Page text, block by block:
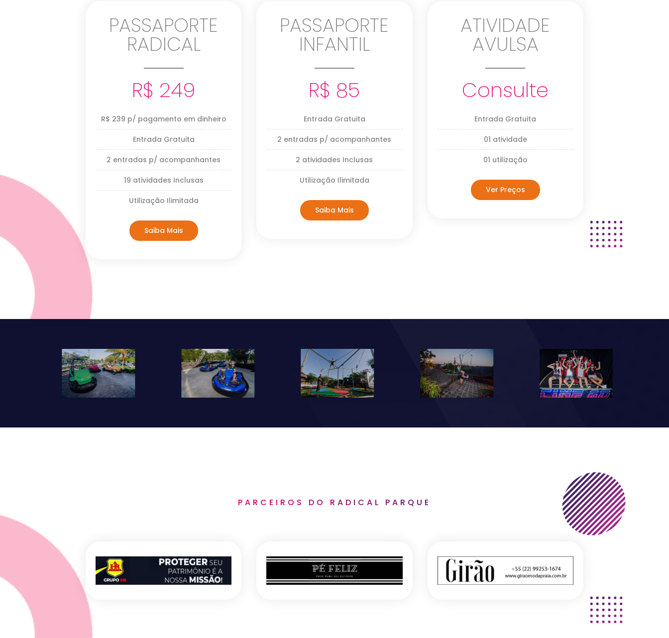
PASSAPORTE
RADICAL
R$ 249
R$ 239 p/ pagamento em dinheiro
Entrada Gratuita
2 entradas p/ acompanhantes
19 atividades Inclusas
Utilização Ilimitada
Saiba Mais
PASSAPORTE
INFANTIL
R$ 85
Entrada Gratuita
2 entradas p/ acompanhantes
2 atividades Inclusas
Utilização Ilimitada
Saiba Mais
ATIVIDADE
AVULSA
Consulte
Entrada Gratuita
01 atividade
01 utilização
Ver Preços
PARCEIROS DO RADICAL PARQUE